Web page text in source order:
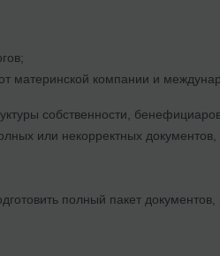
материнской компании и
собственности,
или некорректных документов,
полный пакет документов,